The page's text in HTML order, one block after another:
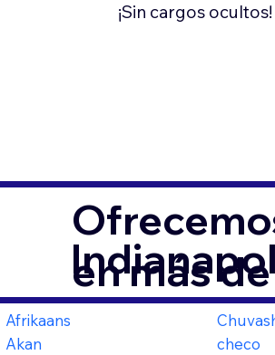
¡Sin cargos ocultos!
en más
Afrikaans
Akan
checo